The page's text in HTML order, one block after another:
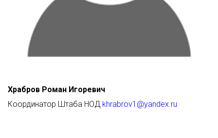
Храбров Роман Игоревич
Координатор Штаба НОД khrabrov1@yandex.ru